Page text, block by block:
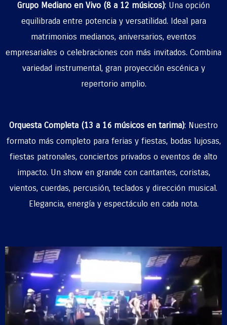
Grupo Mediano en Vivo (8 a 12 músicos): Una opción
equilibrada entre potencia y versatilidad. Ideal para
matrimonios medianos, aniversarios, eventos
empresariales o celebraciones con más invitados. Combina
variedad instrumental, gran proyección escénica y
repertorio amplio.
Orquesta Completa (13 a 16 músicos en tarima): Nuestro
formato más completo para ferias y fiestas, bodas lujosas,
fiestas patronales, conciertos privados o eventos de alto
impacto. Un show en grande con cantantes, coristas,
vientos, cuerdas, percusión, teclados y dirección musical.
Elegancia, energía y espectáculo en cada nota.